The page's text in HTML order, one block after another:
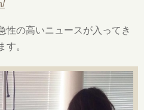
の高いニュースが入ってき
す。